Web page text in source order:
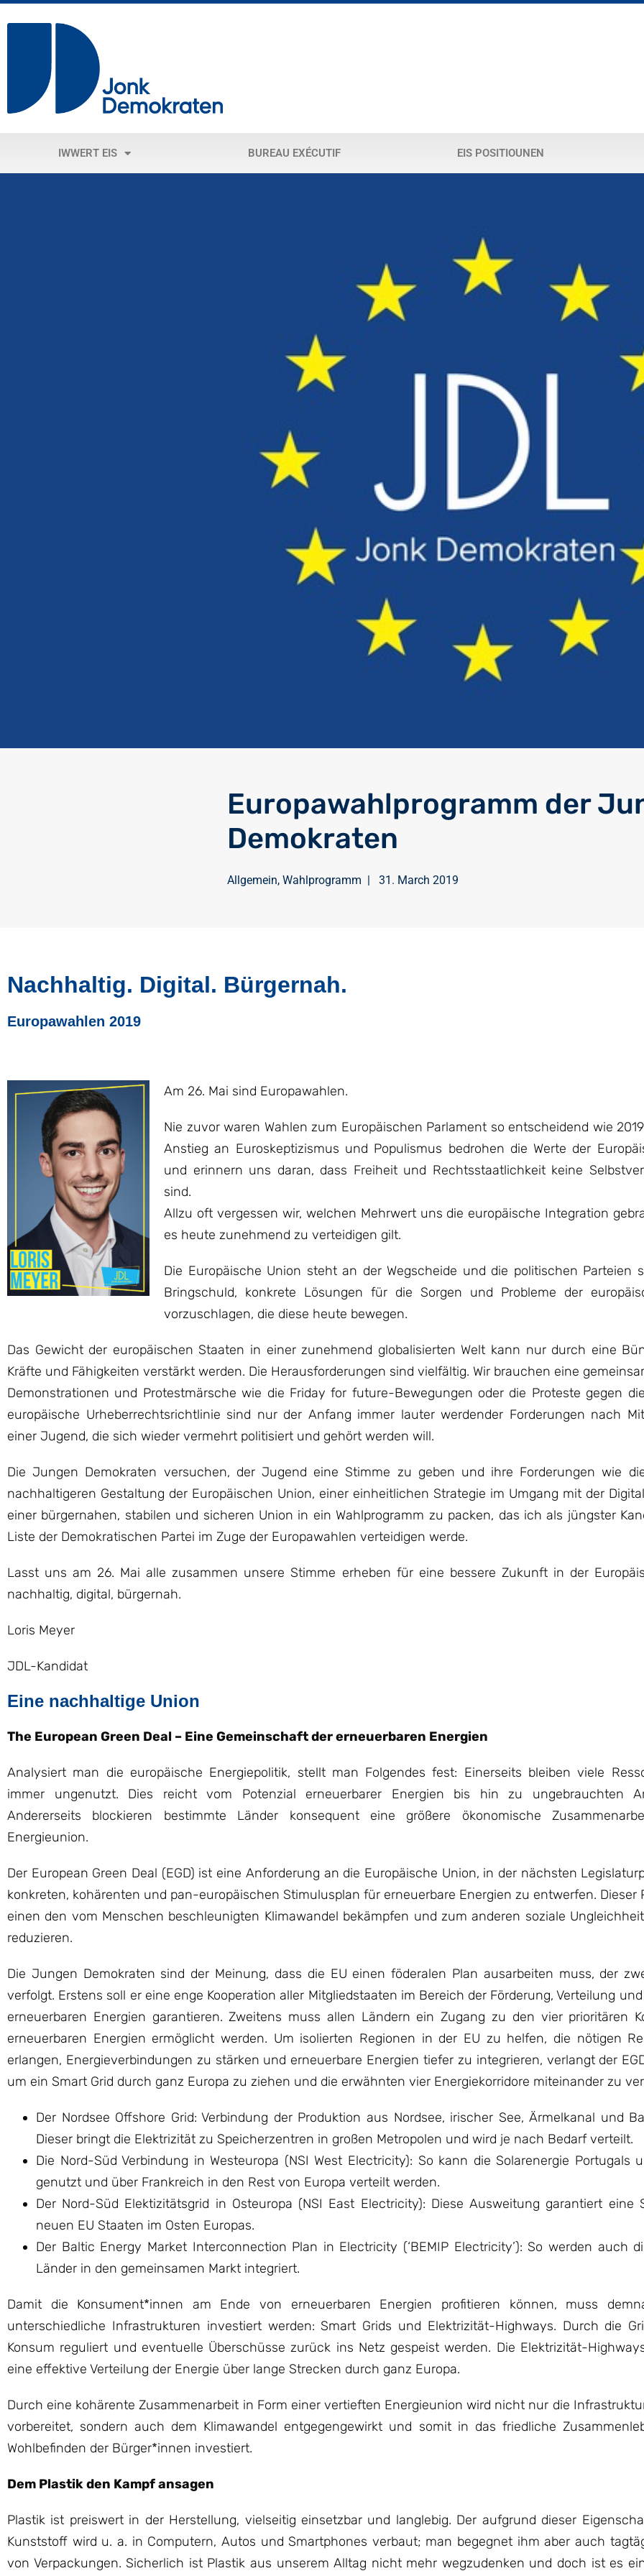
IWWERT EIS BUREAU EXÉCUTIF EIS POSITIOUNEN
Europawahlprogramm der
Demokraten
Allgemein, Wahlprogramm | 31. March 2019
Nachhaltig. Digital. Bürgernah.
Europawahlen 2019
Am 26. Mai sind Europawahlen.
Nie zuvor waren Wahlen zum Europäischen Parlament so entscheidend wie
Anstieg an Euroskeptizismus und Populismus bedrohen die Werte der
und erinnern uns daran, dass Freiheit und Rechtsstaatlichkeit keine
sind.
Allzu oft vergessen wir, welchen Mehrwert uns die europäische Integration
es heute zunehmend zu verteidigen gilt.
Die Europäische Union steht an der Wegscheide und die politischen Parteien
Bringschuld, konkrete Lösungen für die Sorgen und Probleme der
vorzuschlagen, die diese heute bewegen.
Das Gewicht der europäischen Staaten in einer zunehmend globalisierten Welt kann nur durch eine
Kräfte und Fähigkeiten verstärkt werden. Die Herausforderungen sind vielfältig. Wir brauchen eine
Demonstrationen und Protestmärsche wie die Friday for future-Bewegungen oder die Proteste gegen
europäische Urheberrechtsrichtlinie sind nur der Anfang immer lauter werdender Forderungen nach
einer Jugend, die sich wieder vermehrt politisiert und gehört werden will.
Die Jungen Demokraten versuchen, der Jugend eine Stimme zu geben und ihre Forderungen wie
nachhaltigeren Gestaltung der Europäischen Union, einer einheitlichen Strategie im Umgang mit der
einer bürgernahen, stabilen und sicheren Union in ein Wahlprogramm zu packen, das ich als jüngster
Liste der Demokratischen Partei im Zuge der Europawahlen verteidigen werde.
Lasst uns am 26. Mai alle zusammen unsere Stimme erheben für eine bessere Zukunft in der
nachhaltig, digital, bürgernah.
Loris Meyer
JDL-Kandidat
Eine nachhaltige Union
The European Green Deal – Eine Gemeinschaft der erneuerbaren Energien
Analysiert man die europäische Energiepolitik, stellt man Folgendes fest: Einerseits bleiben viele
immer ungenutzt. Dies reicht vom Potenzial erneuerbarer Energien bis hin zu ungebrauchten
Andererseits blockieren bestimmte Länder konsequent eine größere ökonomische
Energieunion.
Der European Green Deal (EGD) ist eine Anforderung an die Europäische Union, in der nächsten
konkreten, kohärenten und pan-europäischen Stimulusplan für erneuerbare Energien zu entwerfen. Dieser
einen den vom Menschen beschleunigten Klimawandel bekämpfen und zum anderen soziale
reduzieren.
Die Jungen Demokraten sind der Meinung, dass die EU einen föderalen Plan ausarbeiten muss, der
verfolgt. Erstens soll er eine enge Kooperation aller Mitgliedstaaten im Bereich der Förderung, Verteilung
erneuerbaren Energien garantieren. Zweitens muss allen Ländern ein Zugang zu den vier prioritären
erneuerbaren Energien ermöglicht werden. Um isolierten Regionen in der EU zu helfen, die nötigen
erlangen, Energieverbindungen zu stärken und erneuerbare Energien tiefer zu integrieren, verlangt der
um ein Smart Grid durch ganz Europa zu ziehen und die erwähnten vier Energiekorridore miteinander zu
Der Nordsee Offshore Grid: Verbindung der Produktion aus Nordsee, irischer See, Ärmelkanal und
Dieser bringt die Elektrizität zu Speicherzentren in großen Metropolen und wird je nach Bedarf verteilt.
Die Nord-Süd Verbindung in Westeuropa (NSI West Electricity): So kann die Solarenergie Portugals
genutzt und über Frankreich in den Rest von Europa verteilt werden.
Der Nord-Süd Elektizitätsgrid in Osteuropa (NSI East Electricity): Diese Ausweitung garantiert eine
neuen EU Staaten im Osten Europas.
Der Baltic Energy Market Interconnection Plan in Electricity (‘BEMIP Electricity’): So werden auch
Länder in den gemeinsamen Markt integriert.
Damit die Konsument*innen am Ende von erneuerbaren Energien profitieren können, muss
unterschiedliche Infrastrukturen investiert werden: Smart Grids und Elektrizität-Highways. Durch die
Konsum reguliert und eventuelle Überschüsse zurück ins Netz gespeist werden. Die Elektrizität-
eine effektive Verteilung der Energie über lange Strecken durch ganz Europa.
Durch eine kohärente Zusammenarbeit in Form einer vertieften Energieunion wird nicht nur die
vorbereitet, sondern auch dem Klimawandel entgegengewirkt und somit in das friedliche
Wohlbefinden der Bürger*innen investiert.
Dem Plastik den Kampf ansagen
Plastik ist preiswert in der Herstellung, vielseitig einsetzbar und langlebig. Der aufgrund dieser
Kunststoff wird u. a. in Computern, Autos und Smartphones verbaut; man begegnet ihm aber auch
von Verpackungen. Sicherlich ist Plastik aus unserem Alltag nicht mehr wegzudenken und doch ist es